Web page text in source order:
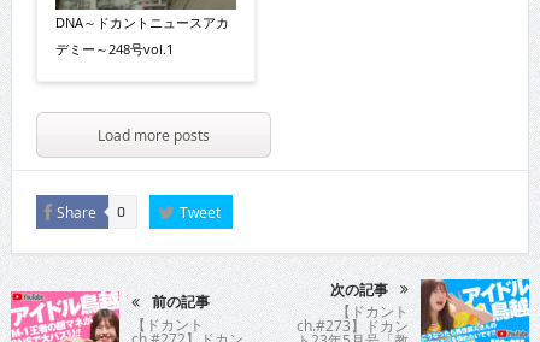
DNA～ドカントニュースアカ
デミー～248号vol.1
Load more posts
Share 0 Tweet
前の記事
【ドカント
次の記事
【ドカント
ch.#273】ドカン